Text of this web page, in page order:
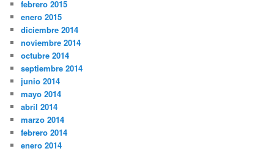
febrero 2015
enero 2015
diciembre 2014
noviembre 2014
octubre 2014
septiembre 2014
junio 2014
mayo 2014
abril 2014
marzo 2014
febrero 2014
enero 2014